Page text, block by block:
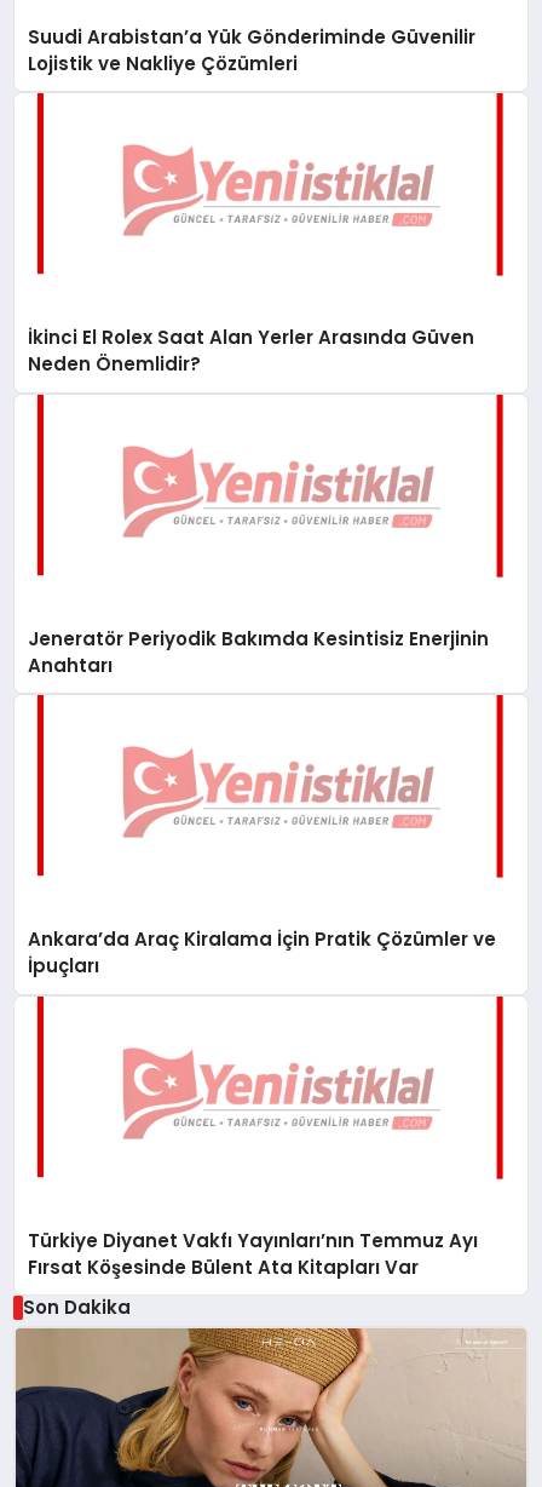
Suudi Arabistan’a Yük Gönderiminde Güvenilir
Lojistik ve Nakliye Çözümleri
İkinci El Rolex Saat Alan Yerler Arasında Güven
Neden Önemlidir?
Jeneratör Periyodik Bakımda Kesintisiz Enerjinin
Anahtarı
Ankara’da Araç Kiralama İçin Pratik Çözümler ve
İpuçları
Türkiye Diyanet Vakfı Yayınları’nın Temmuz Ayı
Fırsat Köşesinde Bülent Ata Kitapları Var
Son Dakika